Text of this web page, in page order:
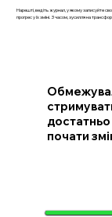
Нарешті, ведіть журнал, у якому записуйте
прогрес у їх зміні. З часом, зусилля на
достатньо
почати